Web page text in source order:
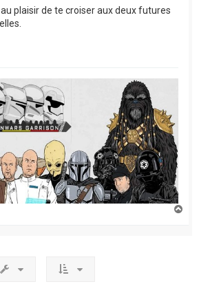
plaisir de te croiser aux deux futures